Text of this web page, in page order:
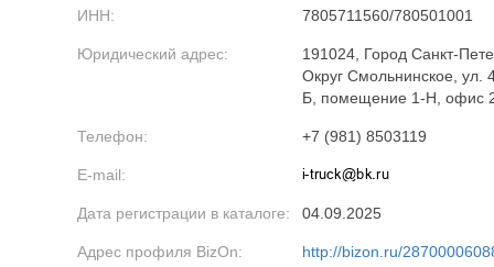
ИНН: 7805711560/780501001
Юридический адрес:
191024, Город Санкт-
Округ Смольнинское, ул.
Б, помещение 1-Н, офис
Телефон: +7 (981) 8503119
E-mail:
Дата регистрации в каталоге: 04.09.2025
Адрес профиля BizOn: http://bizon.ru/